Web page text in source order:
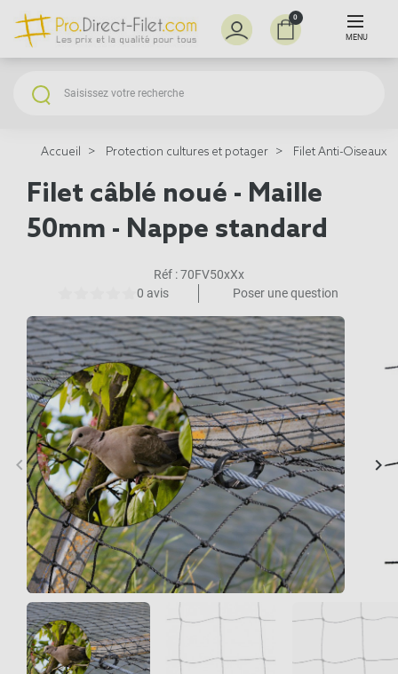
0
MENU
Accueil Protection cultures et potager Filet Anti-Oiseaux
Filet câblé noué - Maille
50mm - Nappe standard
Réf :70FV50xXx
0 avis
Poser une question
Précédent
keyboard_arrow_left keyboard_arrow_right